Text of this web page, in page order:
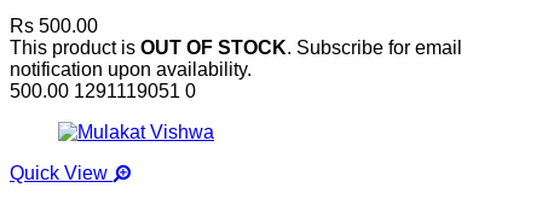
Rs 500.00
This product is OUT OF STOCK. Subscribe for email
notification upon availability.
500.00 1291119051 0
Quick View